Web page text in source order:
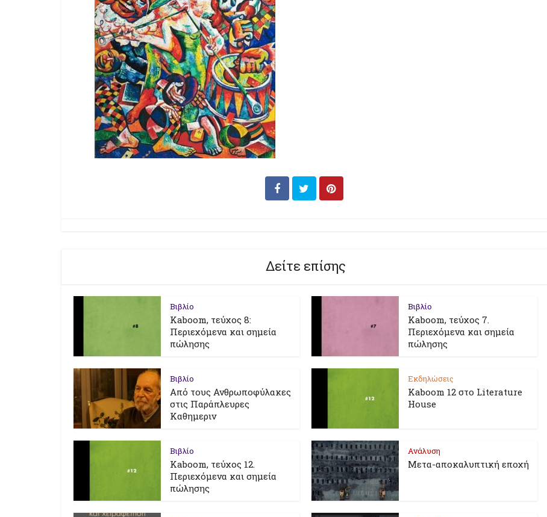
Δείτε επίσης
Βιβλίο
Kaboom, τεύχος 8:
Περιεχόμενα και σημεία
πώλησης
Βιβλίο
Kaboom, τεύχος 7.
Περιεχόμενα και σημεία
πώλησης
Βιβλίο
Από τους Ανθρωποφύλακες
στις Παράπλευρες
Καθημεριν
Εκδηλώσεις
Kaboom 12 στο Literature
House
Βιβλίο
Kaboom, τεύχος 12.
Περιεχόμενα και σημεία
πώλησης
Ανάλυση
Μετα-αποκαλυπτική εποχή